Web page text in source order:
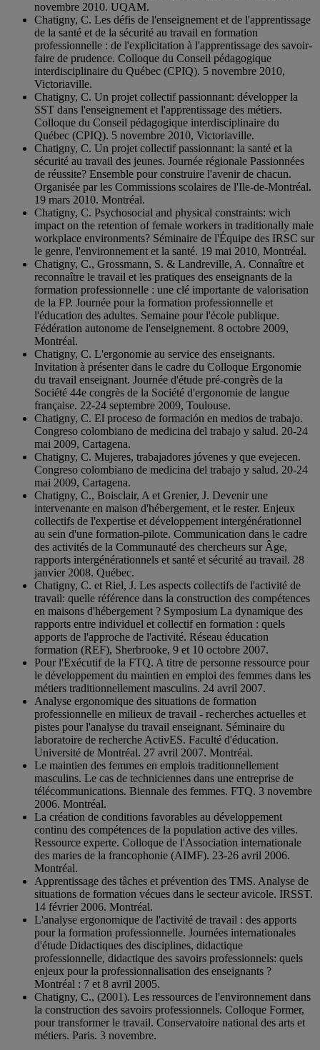
novembre 2010. UQAM.
Chatigny, C. Les défis de l'enseignement et de l'apprentissage
de la santé et de la sécurité au travail en formation
professionnelle : de l'explicitation à l'apprentissage des savoir-
faire de prudence. Colloque du Conseil pédagogique
interdisciplinaire du Québec (CPIQ). 5 novembre 2010,
Victoriaville.
Chatigny, C. Un projet collectif passionnant: développer la
SST dans l'enseignement et l'apprentissage des métiers.
Colloque du Conseil pédagogique interdisciplinaire du
Québec (CPIQ). 5 novembre 2010, Victoriaville.
Chatigny, C. Un projet collectif passionnant: la santé et la
sécurité au travail des jeunes. Journée régionale Passionnées
de réussite? Ensemble pour construire l'avenir de chacun.
Organisée par les Commissions scolaires de l'Ile-de-Montréal.
19 mars 2010. Montréal.
Chatigny, C. Psychosocial and physical constraints: wich
impact on the retention of female workers in traditionally male
workplace environments? Séminaire de l'Équipe des IRSC sur
le genre, l'environnement et la santé. 19 mai 2010, Montréal.
Chatigny, C., Grossmann, S. & Landreville, A. Connaître et
reconnaître le travail et les pratiques des enseignants de la
formation professionnelle : une clé importante de valorisation
de la FP. Journée pour la formation professionnelle et
l'éducation des adultes. Semaine pour l'école publique.
Fédération autonome de l'enseignement. 8 octobre 2009,
Montréal.
Chatigny, C. L'ergonomie au service des enseignants.
Invitation à présenter dans le cadre du Colloque Ergonomie
du travail enseignant. Journée d'étude pré-congrès de la
Société 44e congrès de la Société d'ergonomie de langue
française. 22-24 septembre 2009, Toulouse.
Chatigny, C. El proceso de formación en medios de trabajo.
Congreso colombiano de medicina del trabajo y salud. 20-24
mai 2009, Cartagena.
Chatigny, C. Mujeres, trabajadores jóvenes y que evejecen.
Congreso colombiano de medicina del trabajo y salud. 20-24
mai 2009, Cartagena.
Chatigny, C., Boisclair, A et Grenier, J. Devenir une
intervenante en maison d'hébergement, et le rester. Enjeux
collectifs de l'expertise et développement intergénérationnel
au sein d'une formation-pilote. Communication dans le cadre
des activités de la Communauté des chercheurs sur Âge,
rapports intergénérationnels et santé et sécurité au travail. 28
janvier 2008. Québec.
Chatigny, C. et Riel, J. Les aspects collectifs de l'activité de
travail: quelle référence dans la construction des compétences
en maisons d'hébergement ? Symposium La dynamique des
rapports entre individuel et collectif en formation : quels
apports de l'approche de l'activité. Réseau éducation
formation (REF), Sherbrooke, 9 et 10 octobre 2007.
Pour l'Exécutif de la FTQ. A titre de personne ressource pour
le développement du maintien en emploi des femmes dans les
métiers traditionnellement masculins. 24 avril 2007.
Analyse ergonomique des situations de formation
professionnelle en milieux de travail - recherches actuelles et
pistes pour l'analyse du travail enseignant. Séminaire du
laboratoire de recherche ActivES. Faculté d'éducation.
Université de Montréal. 27 avril 2007. Montréal.
Le maintien des femmes en emplois traditionnellement
masculins. Le cas de techniciennes dans une entreprise de
télécommunications. Biennale des femmes. FTQ. 3 novembre
2006. Montréal.
La création de conditions favorables au développement
continu des compétences de la population active des villes.
Ressource experte. Colloque de l'Association internationale
des maries de la francophonie (AIMF). 23-26 avril 2006.
Montréal.
Apprentissage des tâches et prévention des TMS. Analyse de
situations de formation vécues dans le secteur avicole. IRSST.
14 février 2006. Montréal.
L'analyse ergonomique de l'activité de travail : des apports
pour la formation professionnelle. Journées internationales
d'étude Didactiques des disciplines, didactique
professionnelle, didactique des savoirs professionnels: quels
enjeux pour la professionnalisation des enseignants ?
Montréal : 7 et 8 avril 2005.
Chatigny, C., (2001). Les ressources de l'environnement dans
la construction des savoirs professionnels. Colloque Former,
pour transformer le travail. Conservatoire national des arts et
métiers. Paris. 3 novembre.